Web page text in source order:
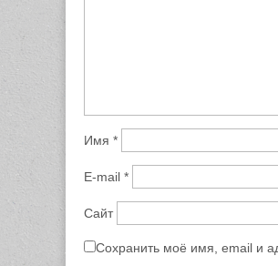
Имя *
E-mail *
Сайт
Сохранить моё имя, email и